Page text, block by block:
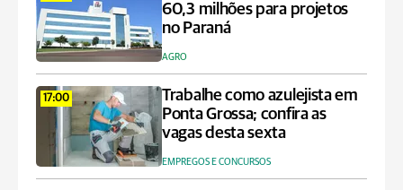
60,3 milhões para projetos
no Paraná
AGRO
17:00
Trabalhe como azulejista em
Ponta Grossa; confira as
vagas desta sexta
EMPREGOS E CONCURSOS